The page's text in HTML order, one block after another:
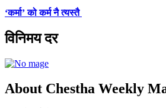
‘कर्मा’ को कर्म नै त्यस्तै
विनिमय दर
About Chestha Weekly